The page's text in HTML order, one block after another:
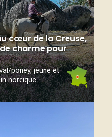
cœur de la Creuse,
charme pour
poney, jeûne et
nordique...